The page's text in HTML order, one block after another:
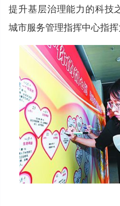
提升基层治理能力的科技
城市服务管理指挥中心指